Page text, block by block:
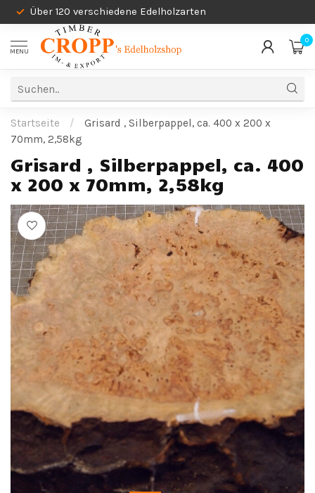
Über 120 verschiedene Edelholzarten
MENU
0
Startseite /
Grisard , Silberpappel, ca. 400 x 200 x
70mm, 2,58kg
Grisard , Silberpappel, ca. 400
x 200 x 70mm, 2,58kg